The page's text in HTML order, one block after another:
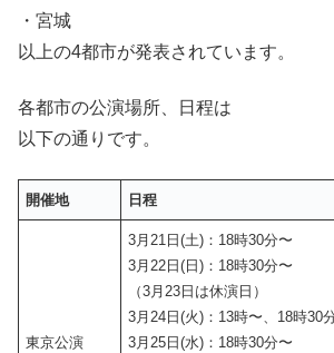
・宮城
以上の4都市が発表されています。
各都市の公演場所、日程は
以下の通りです。
開催地 日程
東京公演
3月21日(土)：18時30分〜
3月22日(日)：18時30分〜
（3月23日は休演日）
3月24日(火)：13時〜、18時30
3月25日(水)：18時30分〜